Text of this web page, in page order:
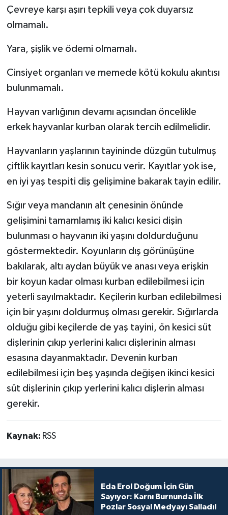
Çevreye karşı aşırı tepkili veya çok duyarsız
olmamalı.
Yara, şişlik ve ödemi olmamalı.
Cinsiyet organları ve memede kötü kokulu akıntısı
bulunmamalı.
Hayvan varlığının devamı açısından öncelikle
erkek hayvanlar kurban olarak tercih edilmelidir.
Hayvanların yaşlarının tayininde düzgün tutulmuş
çiftlik kayıtları kesin sonucu verir. Kayıtlar yok ise,
en iyi yaş tespiti diş gelişimine bakarak tayin edilir.
Sığır veya mandanın alt çenesinin önünde
gelişimini tamamlamış iki kalıcı kesici dişin
bulunması o hayvanın iki yaşını doldurduğunu
göstermektedir. Koyunların dış görünüşüne
bakılarak, altı aydan büyük ve anası veya erişkin
bir koyun kadar olması kurban edilebilmesi için
yeterli sayılmaktadır. Keçilerin kurban edilebilmesi
için bir yaşını doldurmuş olması gerekir. Sığırlarda
olduğu gibi keçilerde de yaş tayini, ön kesici süt
dişlerinin çıkıp yerlerini kalıcı dişlerinin alması
esasına dayanmaktadır. Devenin kurban
edilebilmesi için beş yaşında değişen ikinci kesici
süt dişlerinin çıkıp yerlerini kalıcı dişlerin alması
gerekir.
Kaynak: RSS
Eda Erol Doğum İçin Gün
Sayıyor: Karnı Burnunda İlk
Pozlar Sosyal Medyayı Salladı!